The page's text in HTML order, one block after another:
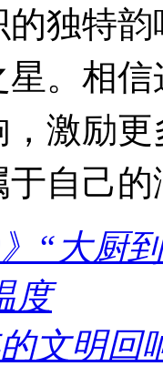
独特
。相
激励
自己
》“大厨
度
文明回